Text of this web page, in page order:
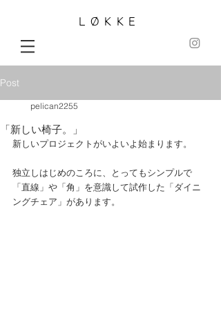
LØKKE
Post
「新しい椅子。」
pelican2255
新しいプロジェクトがいよいよ始まります。
独立しはじめのころに、とってもシンプルで
「直線」や「角」を意識して試作した「ダイニ
ングチェア」があります。